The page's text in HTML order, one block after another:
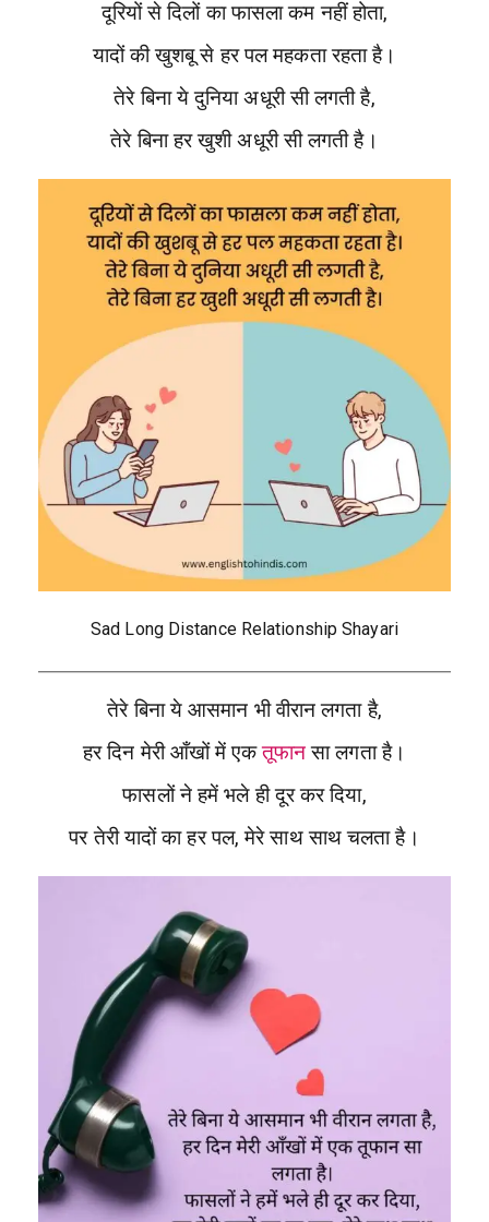
दूरियों से दिलों का फासला कम नहीं होता,
यादों की खुशबू से हर पल महकता रहता है।
तेरे बिना ये दुनिया अधूरी सी लगती है,
तेरे बिना हर खुशी अधूरी सी लगती है।
Sad Long Distance Relationship Shayari
तेरे बिना ये आसमान भी वीरान लगता है,
हर दिन मेरी आँखों में एकतूफानसा लगता है।
फासलों ने हमें भले ही दूर कर दिया,
पर तेरी यादों का हर पल, मेरे साथ साथ चलता है।